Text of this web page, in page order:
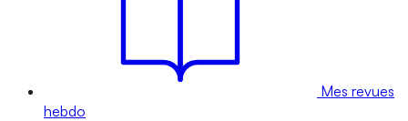
Mes revues
hebdo